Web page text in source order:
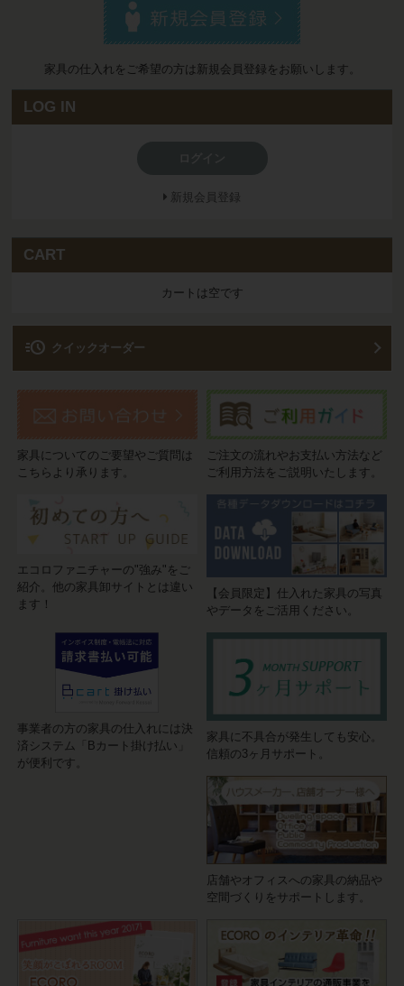
家具の仕入れをご希望の方は新規会員登録をお願いします。
LOG IN
新規会員登録
CART
カートは空です
acute クイックオーダー
家具についてのご要望やご質問は
こちらより承ります。
ご注文の流れやお支払い方法など
ご利用方法をご説明いたします。
エコロファニチャーの"強み"をご
紹介。他の家具卸サイトとは違い
ます！
【会員限定】仕入れた家具の写真
やデータをご活用ください。
事業者の方の家具の仕入れには決
済システム「Bカート掛け払い」
が便利です。
家具に不具合が発生しても安心。
信頼の3ヶ月サポート。
店舗やオフィスへの家具の納品や
空間づくりをサポートします。